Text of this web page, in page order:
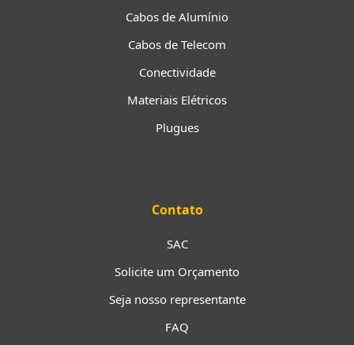
Cabos de Alumínio
Cabos de Telecom
Conectividade
Materiais Elétricos
Plugues
Contato
SAC
Solicite um Orçamento
Seja nosso representante
FAQ